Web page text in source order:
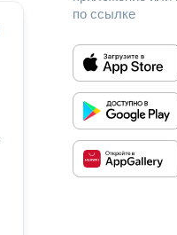
по ссылке